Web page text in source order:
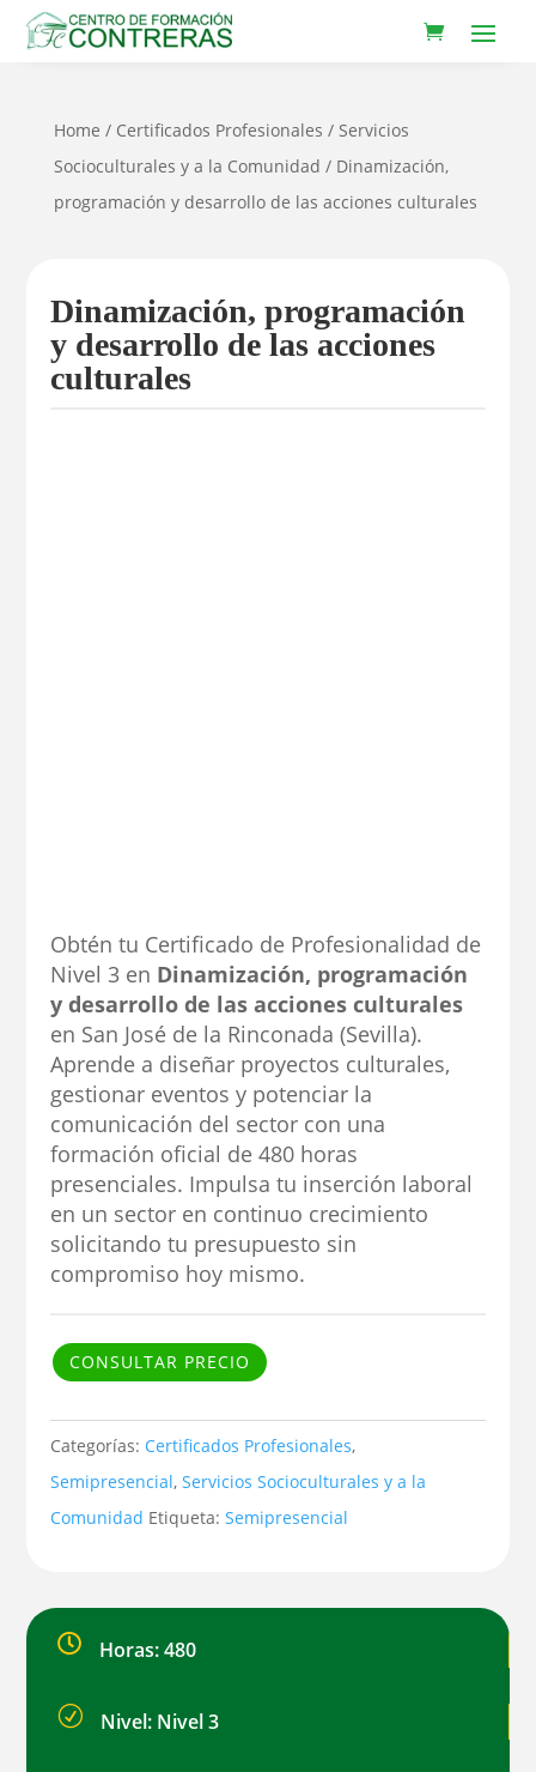
Home / Certificados Profesionales / Servicios
Socioculturales y a la Comunidad / Dinamización,
programación y desarrollo de las acciones culturales
Dinamización, programación
y desarrollo de las acciones
culturales
Obtén tu Certificado de Profesionalidad de
Nivel 3 en Dinamización, programación
y desarrollo de las acciones culturales
en San José de la Rinconada (Sevilla).
Aprende a diseñar proyectos culturales,
gestionar eventos y potenciar la
comunicación del sector con una
formación oficial de 480 horas
presenciales. Impulsa tu inserción laboral
en un sector en continuo crecimiento
solicitando tu presupuesto sin
compromiso hoy mismo.
CONSULTAR PRECIO
Categorías: Certificados Profesionales,
Semipresencial,Servicios Socioculturales y a la
Comunidad Etiqueta:Semipresencial
 Horas: 480
R Nivel: Nivel 3